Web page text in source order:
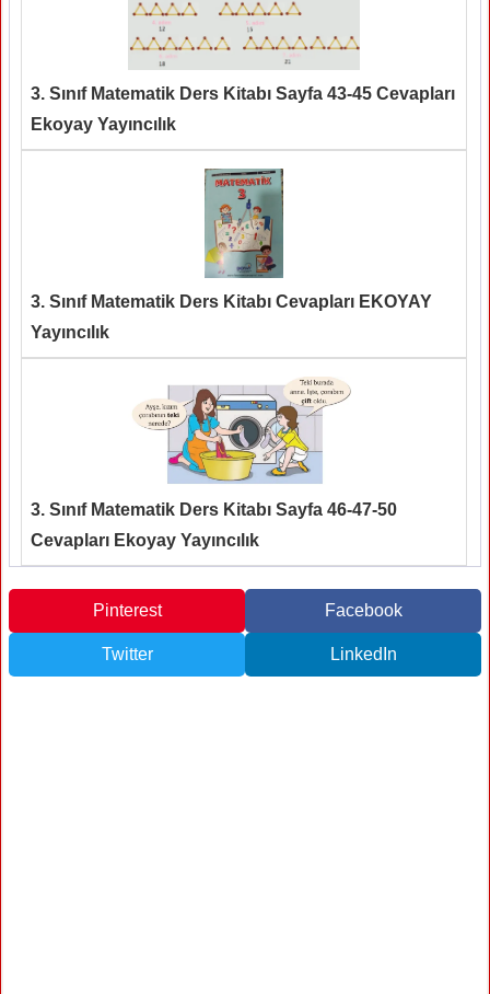
3. Sınıf Matematik Ders Kitabı Sayfa 43-45 Cevapları
Ekoyay Yayıncılık
3. Sınıf Matematik Ders Kitabı Cevapları EKOYAY
Yayıncılık
3. Sınıf Matematik Ders Kitabı Sayfa 46-47-50
Cevapları Ekoyay Yayıncılık
Pinterest Facebook
Twitter LinkedIn